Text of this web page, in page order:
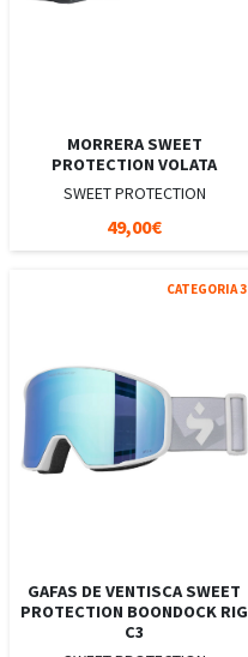
MORRERA SWEET
PROTECTION VOLATA
SWEET PROTECTION
49,00€
CATEGORIA 3
GAFAS DE VENTISCA SWEET
PROTECTION BOONDOCK RIG
C3